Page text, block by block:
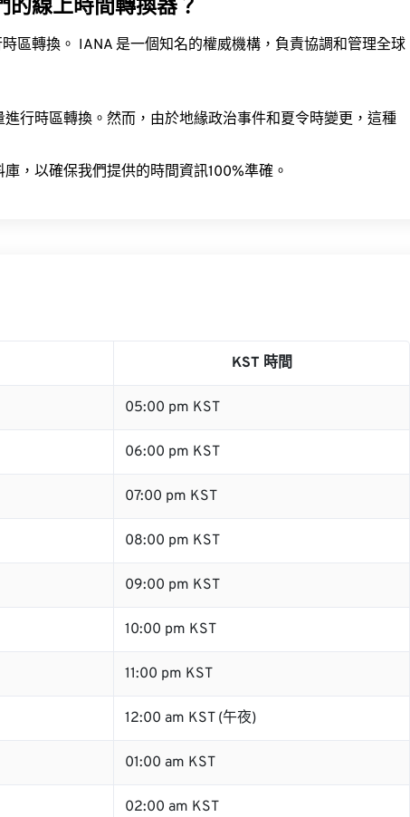
線上時間轉換器？
區轉換。 IANA 是一個知名的權威機構，負責協調和管理全球
行時區轉換。然而，由於地緣政治事件和夏令時變更，這種
，以確保我們提供的時間資訊100%準確。
KST 時間
05:00 pm KST
06:00 pm KST
07:00 pm KST
08:00 pm KST
09:00 pm KST
10:00 pm KST
11:00 pm KST
12:00 am KST (午夜)
01:00 am KST
02:00 am KST